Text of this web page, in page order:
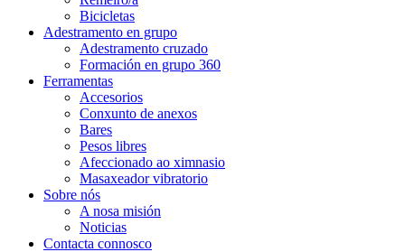
Bicicletas
Adestramento en grupo
Adestramento cruzado
Formación en grupo 360
Ferramentas
Accesorios
Conxunto de anexos
Bares
Pesos libres
Afeccionado ao ximnasio
Masaxeador vibratorio
Sobre nós
A nosa misión
Noticias
Contacta connosco